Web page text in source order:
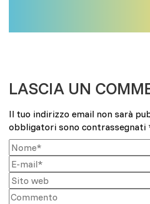
LASCIA UN
Il tuo indirizzo email non sarà
obbligatori sono contrassegnati